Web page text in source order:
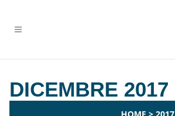
DICEMBRE 2017